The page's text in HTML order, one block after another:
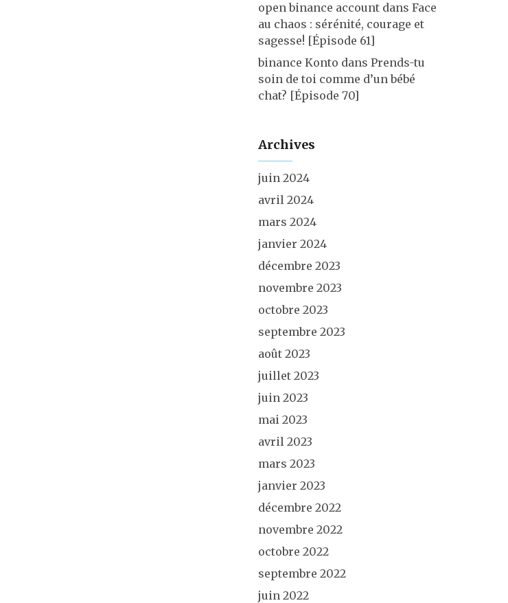
open binance accountdans Face
au chaos : sérénité, courage et
sagesse! [Épisode 61]
binance Konto dans Prends-tu
soin de toi comme d’un bébé
chat? [Épisode 70]
Archives
juin 2024
avril 2024
mars 2024
janvier 2024
décembre 2023
novembre 2023
octobre 2023
septembre 2023
août 2023
juillet 2023
juin 2023
mai 2023
avril 2023
mars 2023
janvier 2023
décembre 2022
novembre 2022
octobre 2022
septembre 2022
juin 2022